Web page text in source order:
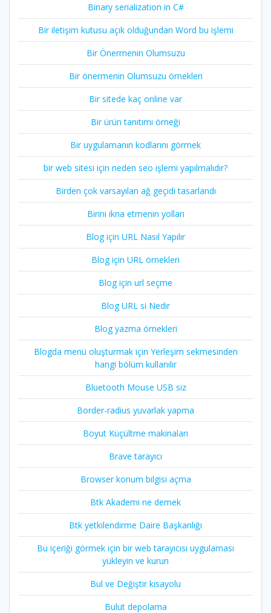
Binary serialization in C#
Bir iletişim kutusu açık olduğundan Word bu işlemi
Bir Önermenin Olumsuzu
Bir önermenin Olumsuzu örnekleri
Bir sitede kaç online var
Bir ürün tanıtımı örneği
Bir uygulamanın kodlarını görmek
bir web sitesi için neden seo işlemi yapılmalıdır?
Birden çok varsayılan ağ geçidi tasarlandı
Birini ikna etmenin yolları
Blog için URL Nasıl Yapılır
Blog için URL örnekleri
Blog için url seçme
Blog URL si Nedir
Blog yazma örnekleri
Blogda menü oluşturmak için Yerleşim sekmesinden
hangi bölüm kullanılır
Bluetooth Mouse USB siz
Border-radius yuvarlak yapma
Boyut Küçültme makinaları
Brave tarayıcı
Browser konum bilgisi açma
Btk Akademi ne demek
Btk yetkilendirme Daire Başkanlığı
Bu içeriği görmek için bir web tarayıcısı uygulaması
yükleyin ve kurun
Bul ve Değiştir kısayolu
Bulut depolama